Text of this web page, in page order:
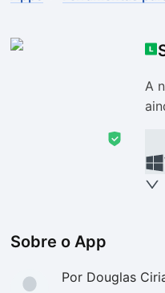
A
Sobre o App
Por Douglas